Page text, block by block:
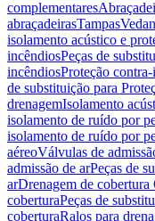
complementares
abraçadeirasTampas
isolamento acústico e
incêndiosPeças de
incêndiosProteção
de substituição para
drenagemIsolamento
isolamento de ruído por
isolamento de ruído por
aéreoVálvulas de
admissão de arPeças de
arDrenagem de
coberturaPeças de
coberturaRalos para